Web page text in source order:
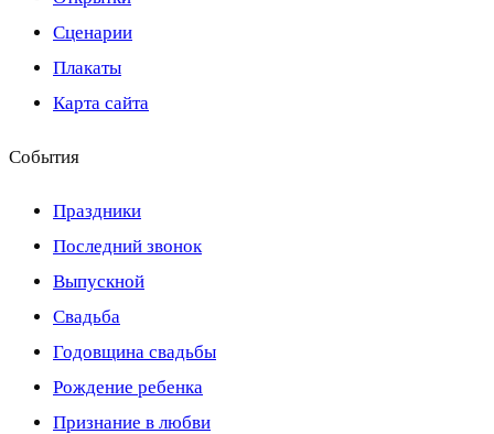
Сценарии
Плакаты
Карта сайта
События
Праздники
Последний звонок
Выпускной
Свадьба
Годовщина свадьбы
Рождение ребенка
Признание в любви